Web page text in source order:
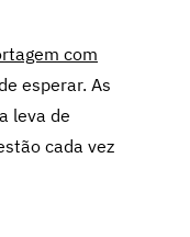
com
esperar. As
leva de
cada vez